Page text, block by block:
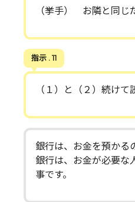
（挙手） お隣と同じ
指示 . 11
（１）と（２）続けて
銀行は、お金を預かる
銀行は、お金が必要な
事です。